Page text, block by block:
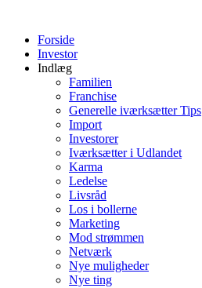
indholdForside
Investor
Indlæg
Familien
Franchise
Generelle iværksætter Tips
Import
Investorer
Iværksætter i Udlandet
Karma
Ledelse
Livsråd
Los i bollerne
Marketing
Mod strømmen
Netværk
Nye muligheder
Nye ting